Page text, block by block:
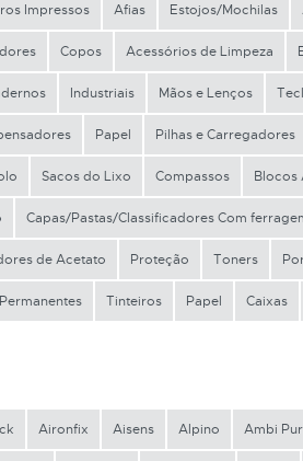
Impressos Afias Estojos/Mochilas
Copos Acessórios de Limpeza
Industriais Mãos e Lenços
Papel Pilhas e Carregadores
Sacos do Lixo Compassos Blocos
Capas/Pastas/Classificadores Com
de Acetato Proteção Toners
Tinteiros Papel Caixas
Aironfix Aisens Alpino Ambi Pur